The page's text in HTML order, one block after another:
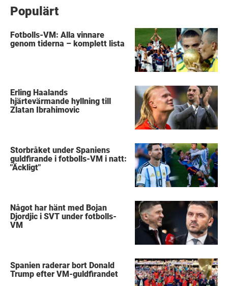
Populärt
Fotbolls-VM: Alla vinnare
genom tiderna – komplett lista
Erling Haalands
hjärtevärmande hyllning till
Zlatan Ibrahimovic
Storbråket under Spaniens
guldfirande i fotbolls-VM i natt:
"Äckligt"
Något har hänt med Bojan
Djordjic i SVT under fotbolls-
VM
Spanien raderar bort Donald
Trump efter VM-guldfirandet